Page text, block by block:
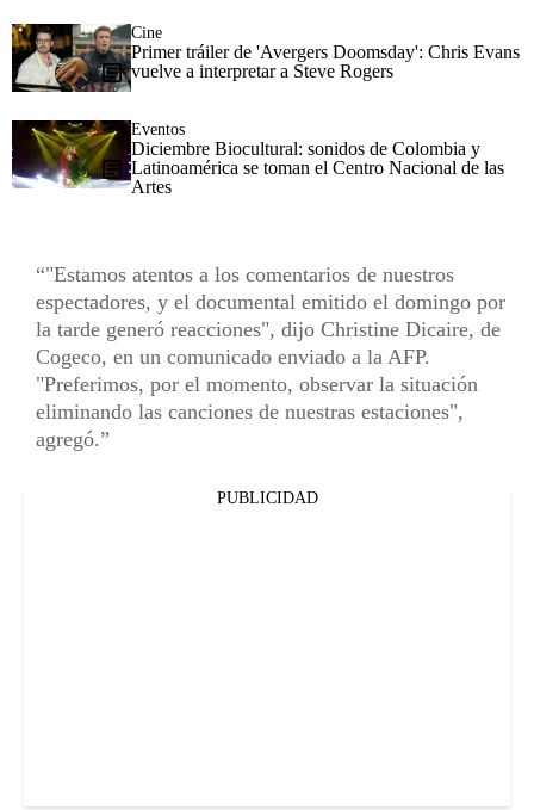
Cine
Primer tráiler de 'Avergers Doomsday': Chris Evans
vuelve a interpretar a Steve Rogers
Eventos
Diciembre Biocultural: sonidos de Colombia y
Latinoamérica se toman el Centro Nacional de las
Artes
"Estamos atentos a los comentarios de nuestros
espectadores, y el documental emitido el domingo por
la tarde generó reacciones", dijo Christine Dicaire, de
Cogeco, en un comunicado enviado a la AFP.
"Preferimos, por el momento, observar la situación
eliminando las canciones de nuestras estaciones",
agregó.
PUBLICIDAD